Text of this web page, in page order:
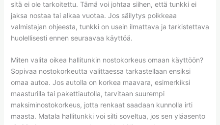
sitä ei ole tarkoitettu. Tämä voi johtaa siihen, että tunkki ei
jaksa nostaa tai alkaa vuotaa. Jos säilytys poikkeaa
valmistajan ohjeesta, tunkki on usein ilmattava ja tarkistettava
huolellisesti ennen seuraavaa käyttöä.
Miten valita oikea hallitunkin nostokorkeus omaan käyttöön?
Sopivaa nostokorkeutta valittaessa tarkastellaan ensiksi
omaa autoa. Jos autolla on korkea maavara, esimerkiksi
maasturilla tai pakettiautolla, tarvitaan suurempi
maksiminostokorkeus, jotta renkaat saadaan kunnolla irti
maasta. Matala hallitunkki voi silti soveltua, jos sen yläasento